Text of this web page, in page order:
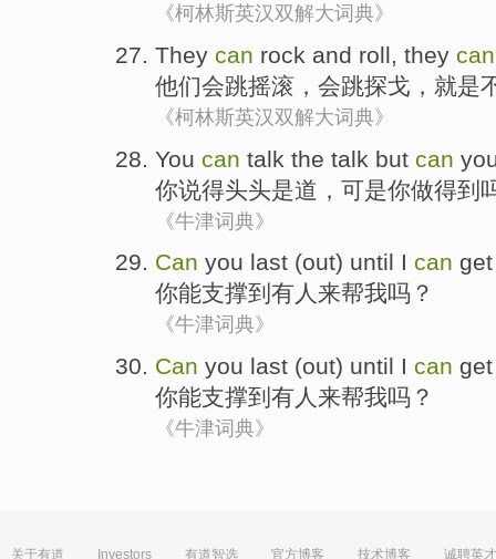
《柯林斯英汉双解大词典》
They can rock and roll, they can
他们会跳摇滚 ，会跳探戈 ， 就是
《柯林斯英汉双解大词典》
You can talk the talk but can
你说得头头是道 ， 可是你做得到
《牛津词典》
Can you last (out) until I can
你能支撑到有人 来帮我吗？
《牛津词典》
Can you last (out) until I can
你能支撑到有人 来帮我吗？
《牛津词典》
关于有道 Investors 有道智选 官方博客 技术博客 诚聘英才